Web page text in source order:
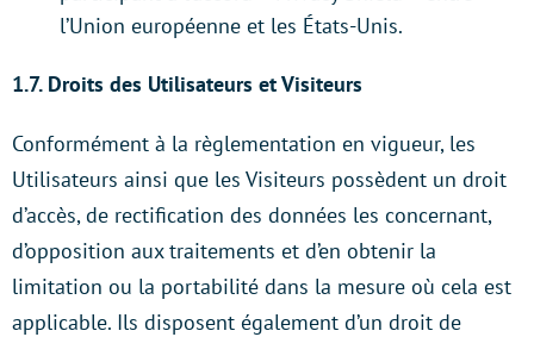
l’Union européenne et les États-Unis.
1.7. Droits des Utilisateurs et Visiteurs
Conformément à la règlementation en vigueur, les
Utilisateurs ainsi que les Visiteurs possèdent un droit
d’accès, de rectification des données les concernant,
d’opposition aux traitements et d’en obtenir la
limitation ou la portabilité dans la mesure où cela est
applicable. Ils disposent également d’un droit de